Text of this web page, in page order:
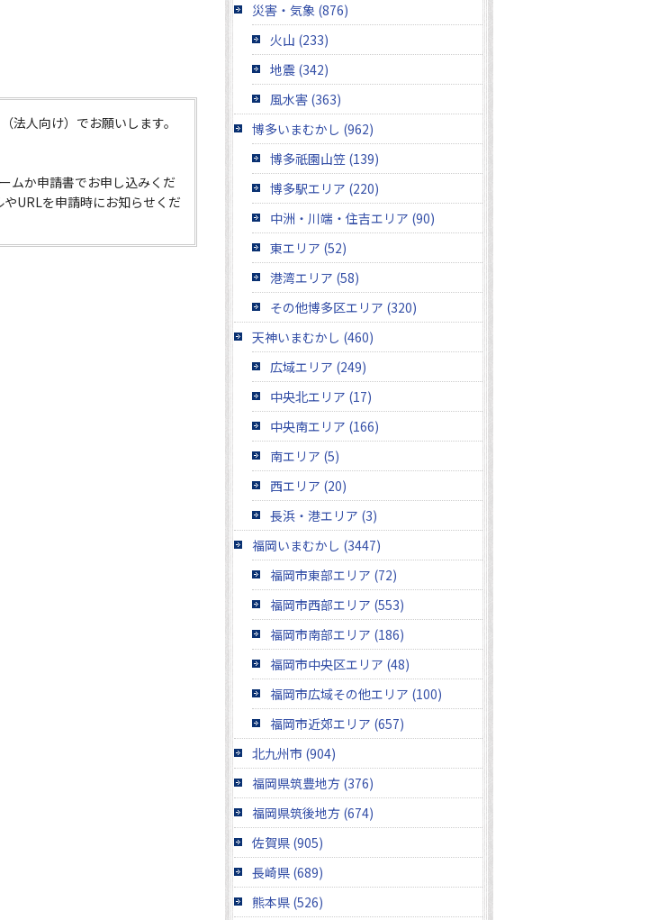
法人向け）でお願いします。
ムか申請書でお申し込みくだ
URLを申請時にお知らせくだ
災害・気象 (876)
火山 (233)
地震 (342)
風水害 (363)
博多いまむかし (962)
博多祇園山笠 (139)
博多駅エリア (220)
中洲・川端・住吉エリア (90)
東エリア (52)
港湾エリア (58)
その他博多区エリア (320)
天神いまむかし (460)
広域エリア (249)
中央北エリア (17)
中央南エリア (166)
南エリア (5)
西エリア (20)
長浜・港エリア (3)
福岡いまむかし (3447)
福岡市東部エリア (72)
福岡市西部エリア (553)
福岡市南部エリア (186)
福岡市中央区エリア (48)
福岡市広域その他エリア (100)
福岡市近郊エリア (657)
北九州市 (904)
福岡県筑豊地方 (376)
福岡県筑後地方 (674)
佐賀県 (905)
長崎県 (689)
熊本県 (526)